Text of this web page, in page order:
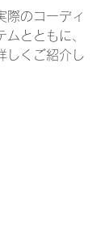
際のコーディ
とともに、
しくご紹介し